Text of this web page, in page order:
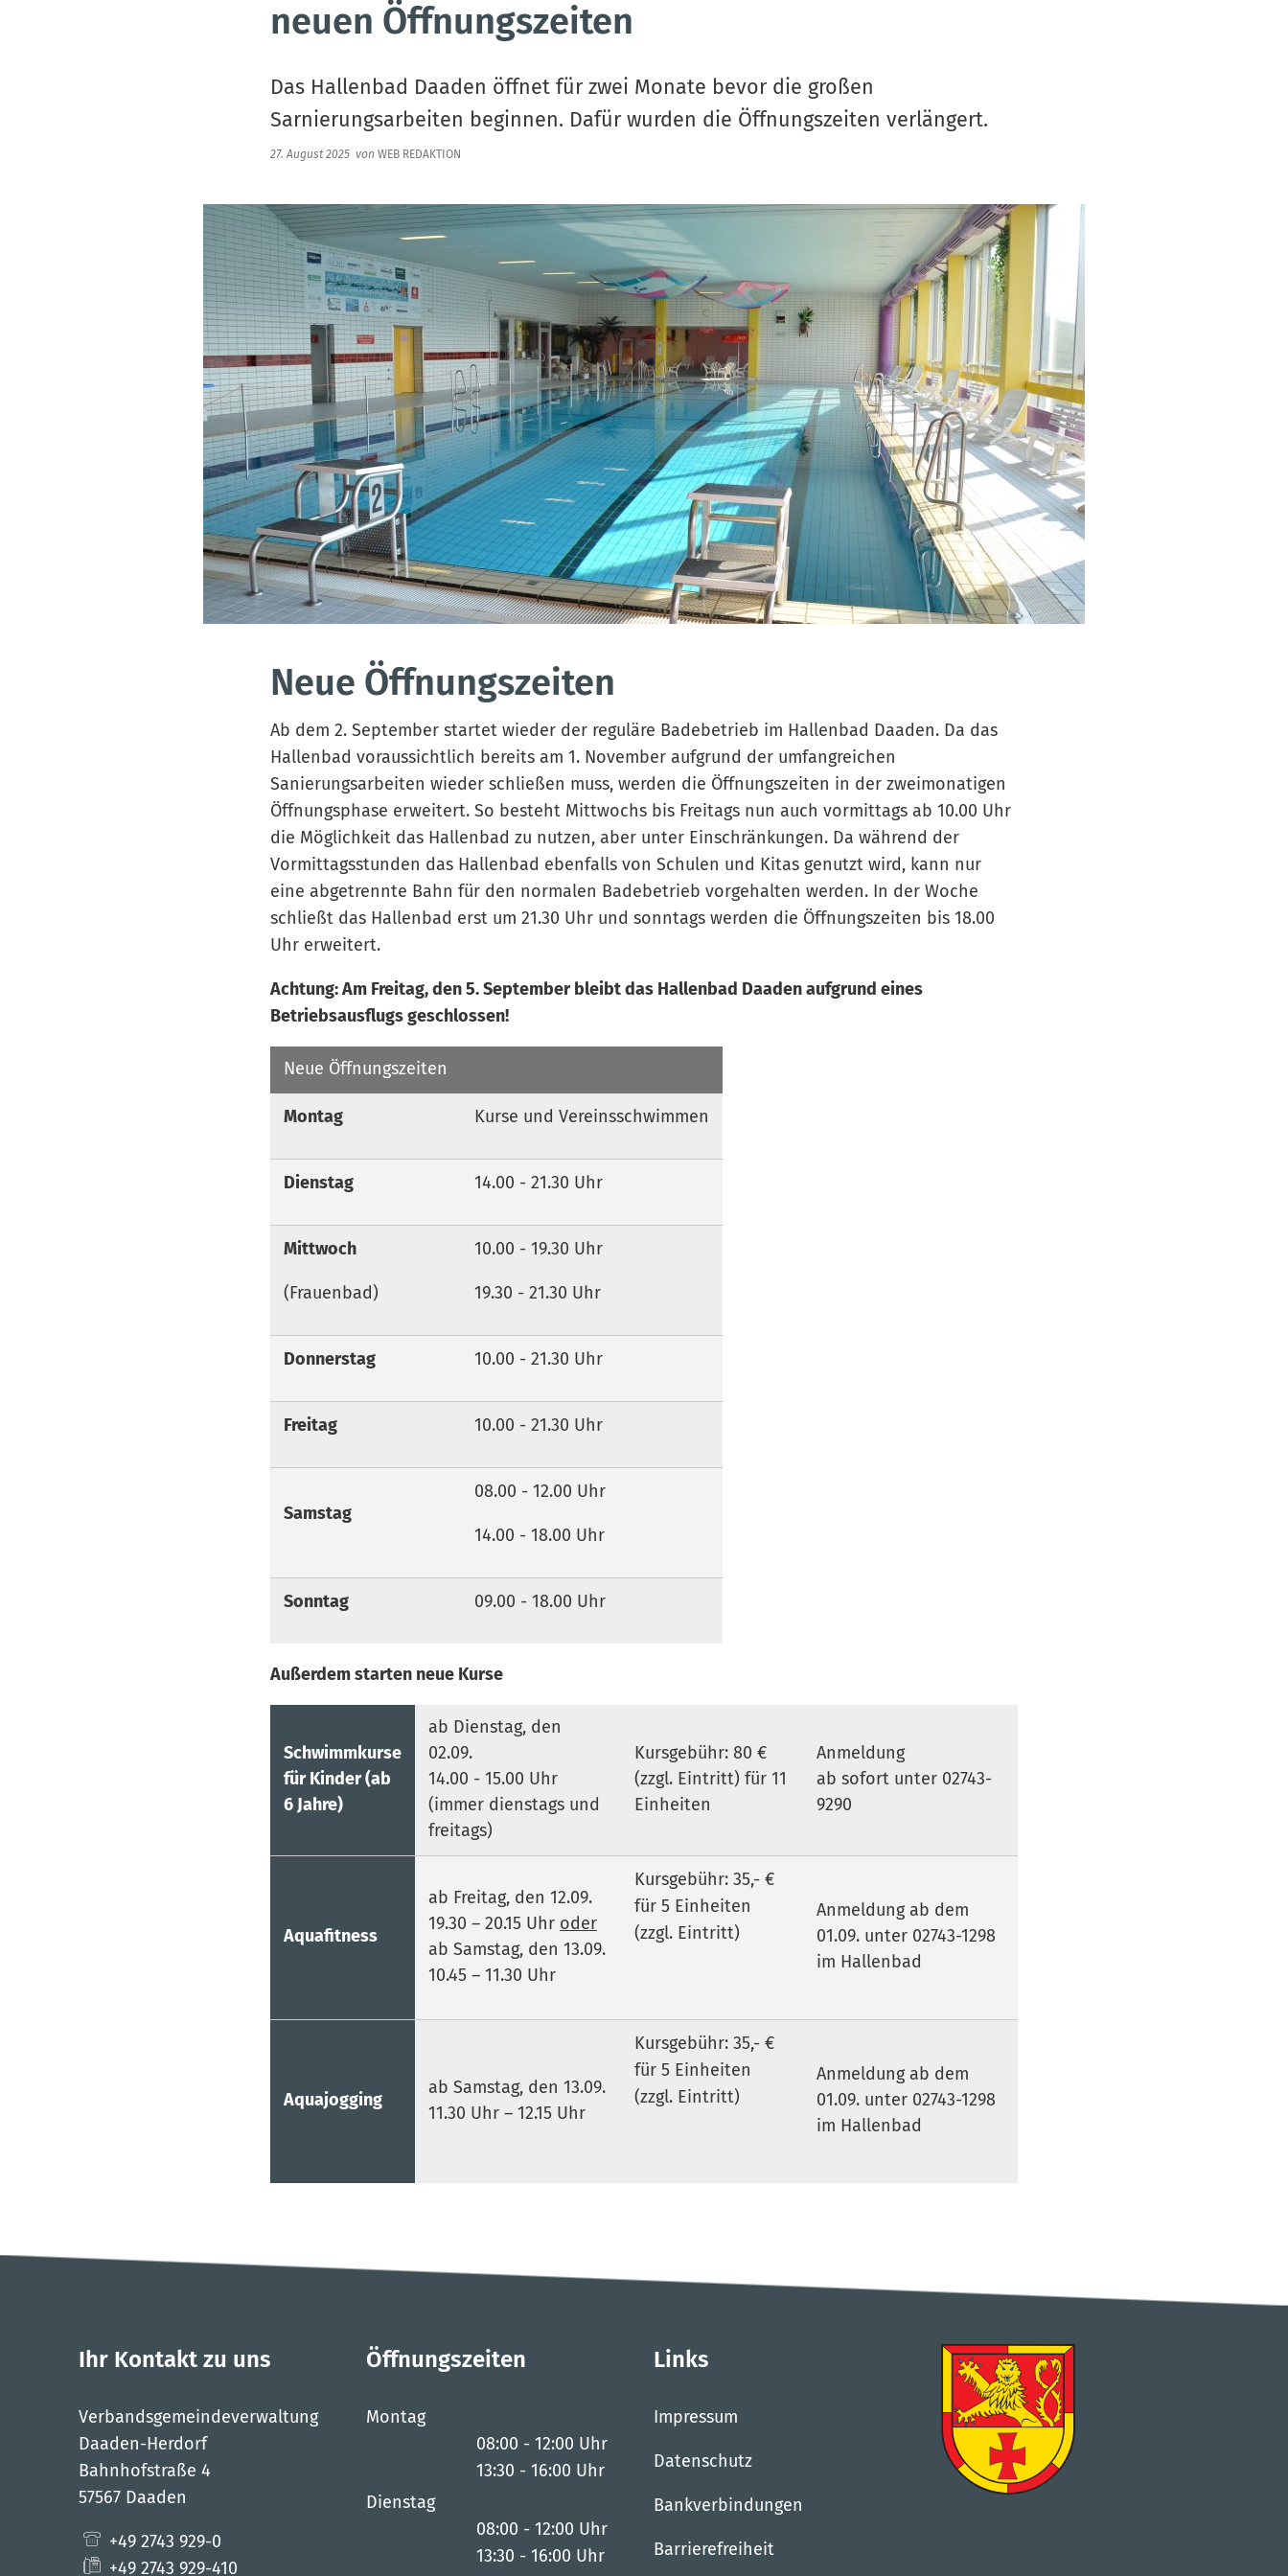
neuen Öffnungszeiten
Das Hallenbad Daaden öffnet für zwei Monate bevor die großen
Sarnierungsarbeiten beginnen. Dafür wurden die Öffnungszeiten verlängert.
27. August 2025 von WEB REDAKTION
Neue Öffnungszeiten
Ab dem 2. September startet wieder der reguläre Badebetrieb im Hallenbad Daaden. Da das
Hallenbad voraussichtlich bereits am 1. November aufgrund der umfangreichen
Sanierungsarbeiten wieder schließen muss, werden die Öffnungszeiten in der zweimonatigen
Öffnungsphase erweitert. So besteht Mittwochs bis Freitags nun auch vormittags ab 10.00 Uhr
die Möglichkeit das Hallenbad zu nutzen, aber unter Einschränkungen. Da während der
Vormittagsstunden das Hallenbad ebenfalls von Schulen und Kitas genutzt wird, kann nur
eine abgetrennte Bahn für den normalen Badebetrieb vorgehalten werden. In der Woche
schließt das Hallenbad erst um 21.30 Uhr und sonntags werden die Öffnungszeiten bis 18.00
Uhr erweitert.
Achtung: Am Freitag, den 5. September bleibt das Hallenbad Daaden aufgrund eines
Betriebsausflugs geschlossen!
Neue Öffnungszeiten
Montag Kurse und Vereinsschwimmen
Dienstag 14.00 - 21.30 Uhr
Mittwoch
(Frauenbad)
10.00 - 19.30 Uhr
19.30 - 21.30 Uhr
Donnerstag 10.00 - 21.30 Uhr
Freitag 10.00 - 21.30 Uhr
Samstag
08.00 - 12.00 Uhr
14.00 - 18.00 Uhr
Sonntag 09.00 - 18.00 Uhr
Außerdem starten neue Kurse
Schwimmkurse
für Kinder (ab
6 Jahre)
ab Dienstag, den
02.09.
14.00 - 15.00 Uhr
(immer dienstags und
freitags)
Kursgebühr: 80 €
(zzgl. Eintritt) für 11
Einheiten
Anmeldung
ab sofort unter 02743-
9290
Aquafitness
ab Freitag, den 12.09.
19.30 – 20.15 Uhr oder
ab Samstag, den 13.09.
10.45 – 11.30 Uhr
Kursgebühr: 35,- €
für 5 Einheiten
(zzgl. Eintritt)
Anmeldung ab dem
01.09. unter 02743-1298
im Hallenbad
Aquajogging
ab Samstag, den 13.09.
11.30 Uhr – 12.15 Uhr
Kursgebühr: 35,- €
für 5 Einheiten
(zzgl. Eintritt)
Anmeldung ab dem
01.09. unter 02743-1298
im Hallenbad
Ihr Kontakt zu uns
Verbandsgemeindeverwaltung
Daaden-Herdorf
Bahnhofstraße 4
57567 Daaden
+49 2743 929-0
+49 2743 929-410
Öffnungszeiten
Montag
08:00 - 12:00 Uhr
Von 08:00 bis 12:00 Uhr
13:30 - 16:00 Uhr
Von 13:30 bis 16:00 Uhr
Dienstag
08:00 - 12:00 Uhr
Von 08:00 bis 12:00 Uhr
13:30 - 16:00 Uhr
Links
Impressum
Datenschutz
Bankverbindungen
Barrierefreiheit